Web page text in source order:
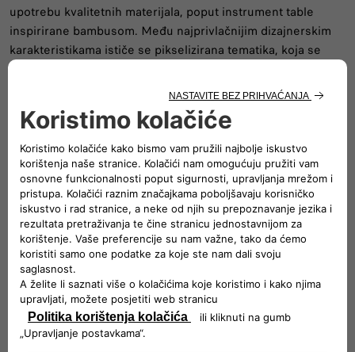
upotrebu kvalitetnih materijala, poput instrument table
inspirirane bambusom. Među najprivlačnijim dizajnerskim
karakteristikama ističe se pikselizirana tematika, koja se
farova i odražava kvadratne oblike prozora zgrade Lingotto.
Završni element koji novom globalnom modelu daje
»pandastični« karakter je izvlačivi spiralni kabl – domišljato
rješenje koje čini punjenje jednostavnijim i urednijim nego
ikada prije.
Nova reklama, s živahnim ritmom i šarenim okruženjem,
producirana je od strane Movie Magic, a režirao ju je
Joseph Kahn. Grande Panda je u spotu predstavljena kao
savršeno vozilo za svakodnevnu urbanu mobilnost, koje
zaista utjelovljuje vrijednosti italijanskog brenda sa svojim
italijanskim dizajnom, kompaktnom koncepcijom,
inkluzivnim pristupom i održivošću.
VIDEO CREDITS